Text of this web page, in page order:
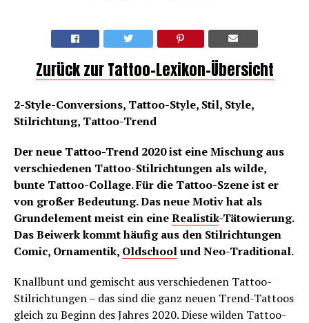
Zurück zur Tattoo-Lexikon-Übersicht
2-Style-Conversions, Tattoo-Style, Stil, Style,
Stilrichtung, Tattoo-Trend
Der neue Tattoo-Trend 2020 ist eine Mischung aus
verschiedenen Tattoo-Stilrichtungen als wilde,
bunte Tattoo-Collage. Für die Tattoo-Szene ist er
von großer Bedeutung. Das neue Motiv hat als
Grundelement meist ein eineRealistik-Tätowierung.
Das Beiwerk kommt häufig aus den Stilrichtungen
Comic, Ornamentik, Oldschoolund Neo-Traditional.
Knallbunt und gemischt aus verschiedenen Tattoo-
Stilrichtungen – das sind die ganz neuen Trend-Tattoos
gleich zu Beginn des Jahres 2020. Diese wilden Tattoo-